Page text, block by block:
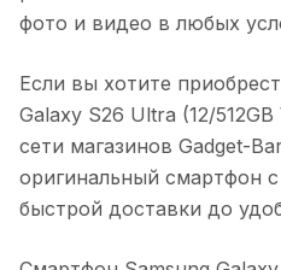
фото и видео в любых
Если вы хотите
Galaxy S26 Ultra (12/512GB
сети магазинов Gadget-
оригинальный смартфон
быстрой доставки до